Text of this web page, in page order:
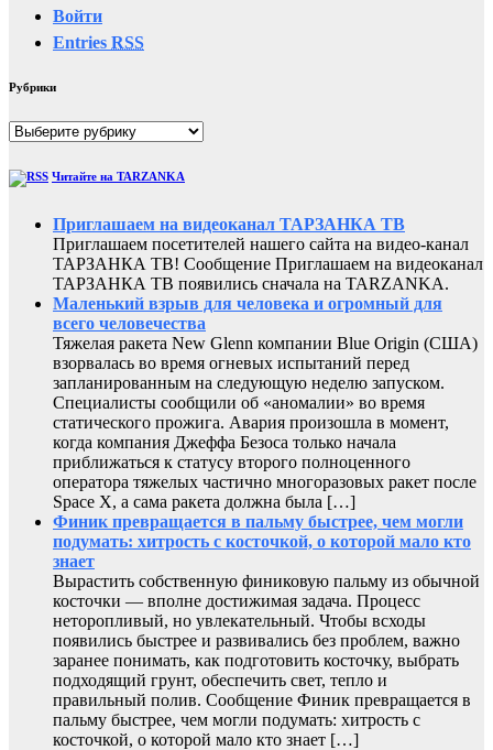
Войти
Entries RSS
Рубрики
Рубрики
Читайте на TARZANKA
Приглашаем на видеоканал ТАРЗАНКА ТВ
Приглашаем посетителей нашего сайта на видео-канал
ТАРЗАНКА ТВ! Сообщение Приглашаем на видеоканал
ТАРЗАНКА ТВ появились сначала на TARZANKA.
Маленький взрыв для человека и огромный для
всего человечества
Тяжелая ракета New Glenn компании Blue Origin (США)
взорвалась во время огневых испытаний перед
запланированным на следующую неделю запуском.
Специалисты сообщили об «аномалии» во время
статического прожига. Авария произошла в момент,
когда компания Джеффа Безоса только начала
приближаться к статусу второго полноценного
оператора тяжелых частично многоразовых ракет после
Space X, а сама ракета должна была […]
Финик превращается в пальму быстрее, чем могли
подумать: хитрость с косточкой, о которой мало кто
знает
Вырастить собственную финиковую пальму из обычной
косточки — вполне достижимая задача. Процесс
неторопливый, но увлекательный. Чтобы всходы
появились быстрее и развивались без проблем, важно
заранее понимать, как подготовить косточку, выбрать
подходящий грунт, обеспечить свет, тепло и
правильный полив. Сообщение Финик превращается в
пальму быстрее, чем могли подумать: хитрость с
косточкой, о которой мало кто знает […]